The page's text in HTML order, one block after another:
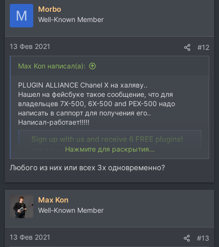
M Morbo
Well-Known Member
13 Фев 2021 #12
Max Kon написал(а):
PLUGIN ALLIANCE Chanel Х на халяву..
Нашел на фейсбуке такое сообщение, что для
владельцев 7X-500, 6X-500 and PEX-500 надо
написать в саппорт для получения его..
Написал-работает!!!!!
Sign up with us and receive 6 FREE plugins!
M/S Mastering Tools & Audio Plugins
www.plugin-alliance.com
Нажмите для раскрытия...
Любого из них или всех 3х одновременно?
Max Kon
Well-Known Member
13 Фев 2021 #13